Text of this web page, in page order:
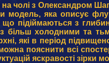
чолі з Олександром
модель, яка описує
що підіймаються з
більш холодними та
які в період
пояснити всі
яскравості зірки